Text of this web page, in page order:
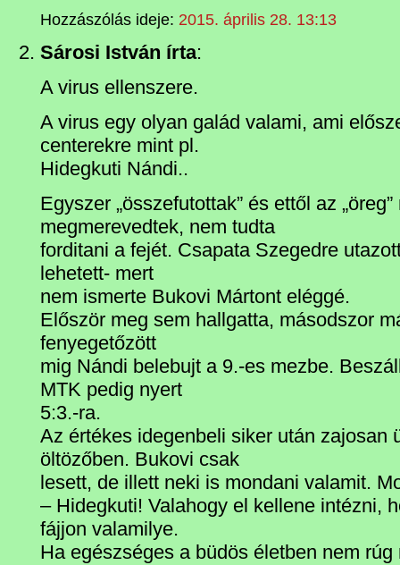
Hozzászólás ideje: 2015. április 28. 13:13
Sárosi István írta:
A virus ellenszere.
A virus egy olyan galád valami, ami
centerekre mint pl.
Hidegkuti Nándi..
Egyszer „összefutottak” és ettől az
megmerevedtek, nem tudta
forditani a fejét. Csapata Szegedre
lehetett- mert
nem ismerte Bukovi Mártont eléggé.
Először meg sem hallgatta, másodszor
fenyegetőzött
mig Nándi belebujt a 9.-es mezbe.
MTK pedig nyert
5:3.-ra.
Az értékes idegenbeli siker után zajosan
öltözőben. Bukovi csak
lesett, de illett neki is mondani valamit.
– Hidegkuti! Valahogy el kellene intézni,
fájjon valamilye.
Ha egészséges a büdös életben nem